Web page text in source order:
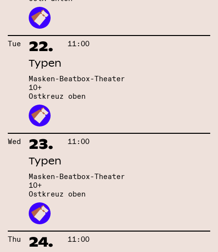
Tue 22. 11:00
Typen
Masken-Beatbox-Theater
10+
Ostkreuz oben
Wed 23. 11:00
Typen
Masken-Beatbox-Theater
10+
Ostkreuz oben
Thu 24. 11:00